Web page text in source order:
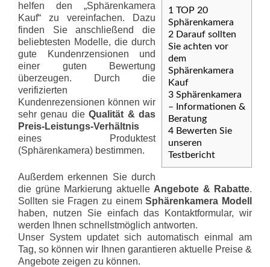
1 TOP 20
Sphärenkamera
2 Darauf sollten
Sie achten vor
dem
Sphärenkamera
Kauf
3 Sphärenkamera
– Informationen &
Beratung
4 Bewerten Sie
unseren
Testbericht
helfen den „Sphärenkamera
Kauf“ zu vereinfachen. Dazu
finden Sie anschließend die
beliebtesten Modelle, die durch
gute Kundenrzensionen und
einer guten Bewertung
überzeugen. Durch die
verifizierten
Kundenrezensionen können wir
sehr genau dieQualität & das
Preis-Leis­tungs-Ver­hält­nis
eines Produktest
(Sphärenkamera) bestimmen.
Außerdem erkennen Sie durch
die grüne Markierung aktuelle Angebote & Rabatte.
Sollten sie Fragen zu einemSphärenkamera Modell
haben, nutzen Sie einfach das Kontaktformular, wir
werden Ihnen schnellstmöglich antworten.
Unser System updatet sich automatisch einmal am
Tag, so können wir Ihnen garantieren aktuelle Preise &
Angebote zeigen zu können.